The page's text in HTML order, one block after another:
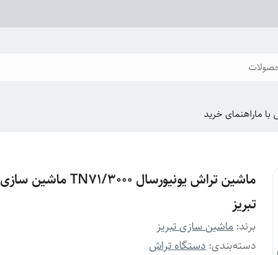
با ماراهنمای خرید
ماشین تراش یونیورسال TN71/3000 ماشین سازی
تبریز
برند:ماشین سازی تبریز
دسته‌بندی:دستگاه تراش